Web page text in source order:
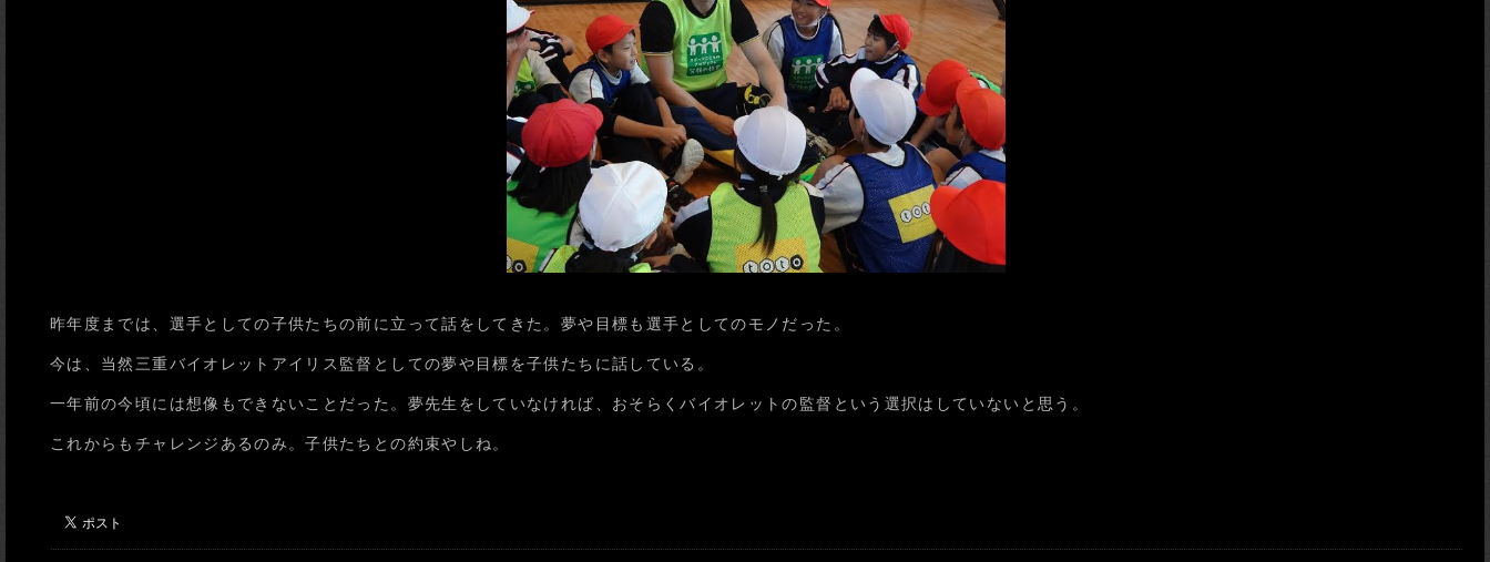
昨年度までは、選手としての子供たちの前に立って話をしてきた。夢や目標も選手としてのモノだった。
今は、当然三重バイオレットアイリス監督としての夢や目標を子供たちに話している。
一年前の今頃には想像もできないことだった。夢先生をしていなければ、おそらくバイオレットの監督という選択はしていないと思う。
これからもチャレンジあるのみ。子供たちとの約束やしね。